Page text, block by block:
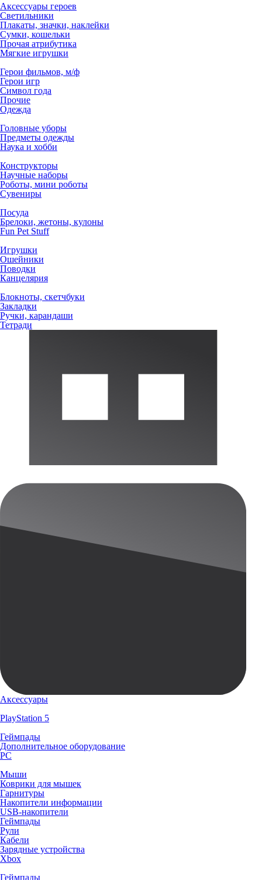
Аксессуары героев
Светильники
Плакаты, значки, наклейки
Сумки, кошельки
Прочая атрибутика
Мягкие игрушки
Герои фильмов, м/ф
Герои игр
Символ года
Прочие
Одежда
Головные уборы
Предметы одежды
Наука и хобби
Конструкторы
Научные наборы
Роботы, мини роботы
Сувениры
Посуда
Брелоки, жетоны, кулоны
Fun Pet Stuff
Игрушки
Ошейники
Поводки
Канцелярия
Блокноты, скетчбуки
Закладки
Ручки, карандаши
Тетради
Аксессуары
PlayStation 5
Геймпады
Дополнительное оборудование
PC
Мыши
Коврики для мышек
Гарнитуры
Накопители информации
USB-накопители
Геймпады
Рули
Кабели
Зарядные устройства
Xbox
Геймпады